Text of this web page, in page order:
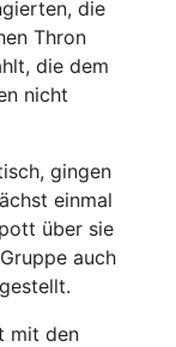
die
Thron
die dem
nicht
gingen
einmal
über sie
auch
mit den